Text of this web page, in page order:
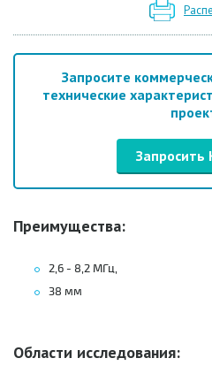
Запросите
технические
Запросить
Преимущества:
2,6 - 8,2 МГц,
38 мм
Области исследования: